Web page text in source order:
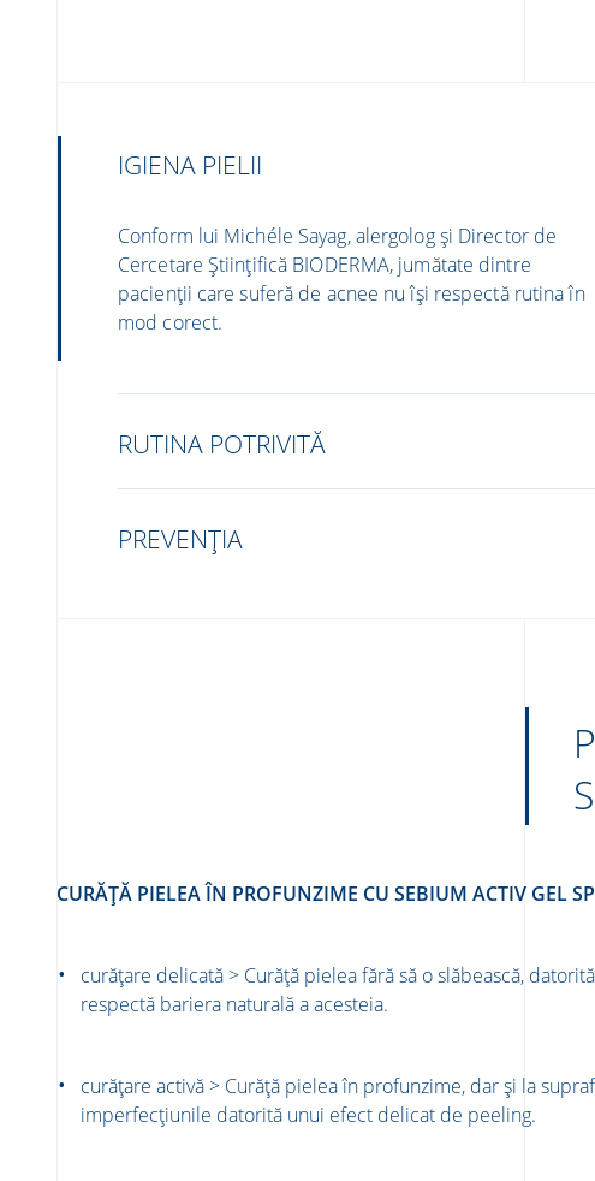
​IGIENA PIELII​
Conform lui Michéle Sayag, alergolog și Director de
Cercetare Științifică BIODERMA, jumătate dintre
pacienții care suferă de acnee nu își respectă rutina în
mod corect. ​
RUTINA POTRIVITĂ​
PREVENȚIA​
CURĂȚĂ PIELEA ÎN PROFUNZIME CU SEBIUM ACTIV GEL
curățare delicată > Curăță pielea fără să o slăbească,
respectă bariera naturală a acesteia.​
​curățare activă > Curăță pielea în profunzime, dar și la
imperfecțiunile datorită unui efect delicat de peeling.​